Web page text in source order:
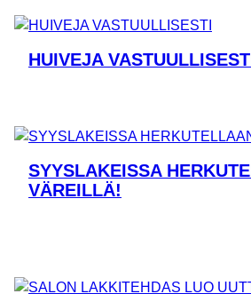
HUIVEJA
SYYSLAKEISSA
VÄREILLÄ!